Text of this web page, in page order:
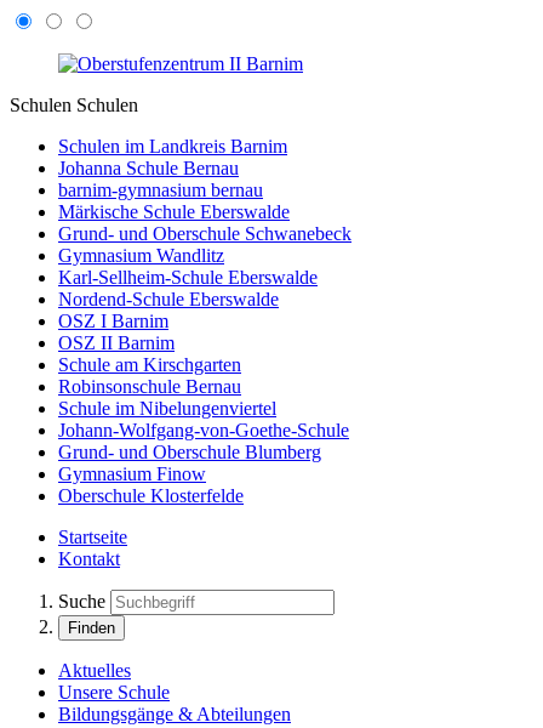
Schulen Schulen
Schulen im Landkreis Barnim
Johanna Schule Bernau
barnim-gymnasium bernau
Märkische Schule Eberswalde
Grund- und Oberschule Schwanebeck
Gymnasium Wandlitz
Karl-Sellheim-Schule Eberswalde
Nordend-Schule Eberswalde
OSZ I Barnim
OSZ II Barnim
Schule am Kirschgarten
Robinsonschule Bernau
Schule im Nibelungenviertel
Johann-Wolfgang-von-Goethe-Schule
Grund- und Oberschule Blumberg
Gymnasium Finow
Oberschule Klosterfelde
Startseite
Kontakt
Suche
Finden
Aktuelles
Unsere Schule
Bildungsgänge & Abteilungen